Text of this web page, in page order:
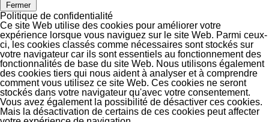
Fermer
Politique de confidentialité
Ce site Web utilise des cookies pour améliorer votre
expérience lorsque vous naviguez sur le site Web. Parmi ceux-
ci, les cookies classés comme nécessaires sont stockés sur
votre navigateur car ils sont essentiels au fonctionnement des
fonctionnalités de base du site Web. Nous utilisons également
des cookies tiers qui nous aident à analyser et à comprendre
comment vous utilisez ce site Web. Ces cookies ne seront
stockés dans votre navigateur qu'avec votre consentement.
Vous avez également la possibilité de désactiver ces cookies.
Mais la désactivation de certains de ces cookies peut affecter